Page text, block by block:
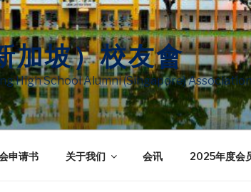
加坡）校友會
High School Alumni (Singapore)
申请书 关于我们 会讯 2025年度会